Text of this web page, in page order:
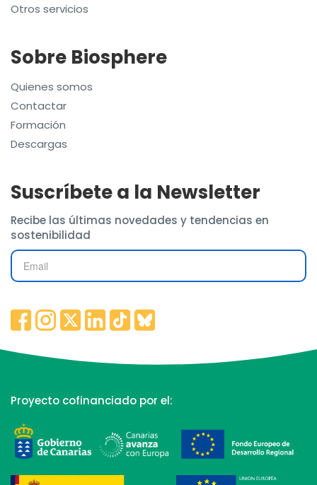
Otros servicios
Sobre Biosphere
Quienes somos
Contactar
Formación
Descargas
Suscríbete a la Newsletter
Recibe las últimas novedades y tendencias en
sostenibilidad
Proyecto cofinanciado por el: